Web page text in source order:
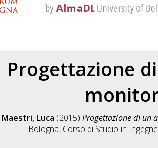
Progettazione
Maestri, Luca (2015) Progettazione di un
Bologna, Corso di Studio in